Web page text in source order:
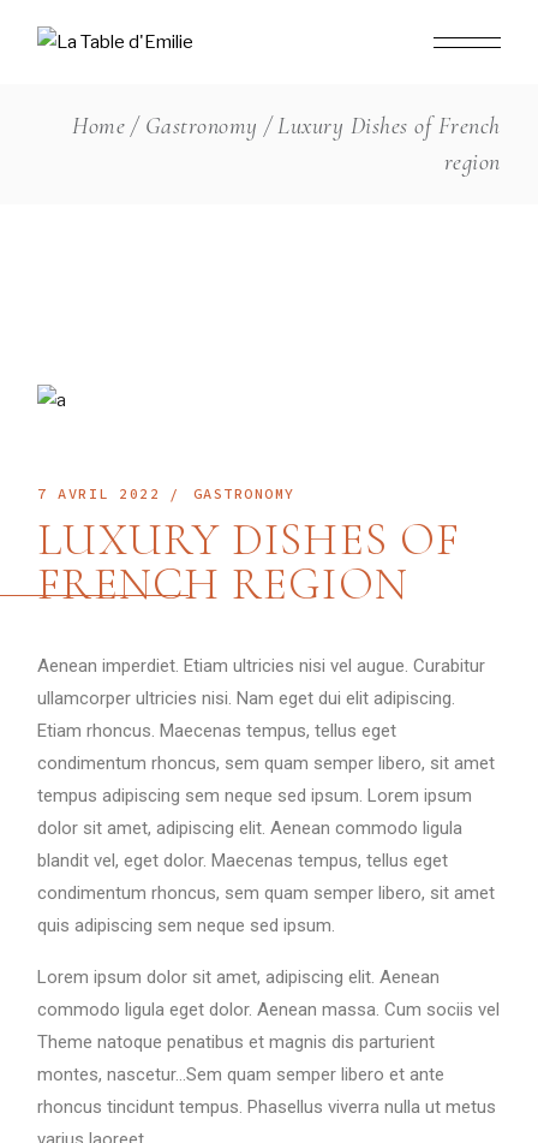
Home Gastronomy
Luxury Dishes of French
region
7 AVRIL 2022 GASTRONOMY
LUXURY DISHES OF
FRENCH REGION
Aenean imperdiet. Etiam ultricies nisi vel augue. Curabitur
ullamcorper ultricies nisi. Nam eget dui elit adipiscing.
Etiam rhoncus. Maecenas tempus, tellus eget
condimentum rhoncus, sem quam semper libero, sit amet
tempus adipiscing sem neque sed ipsum. Lorem ipsum
dolor sit amet, adipiscing elit. Aenean commodo ligula
blandit vel, eget dolor. Maecenas tempus, tellus eget
condimentum rhoncus, sem quam semper libero, sit amet
quis adipiscing sem neque sed ipsum.
Lorem ipsum dolor sit amet, adipiscing elit. Aenean
commodo ligula eget dolor. Aenean massa. Cum sociis vel
Theme natoque penatibus et magnis dis parturient
montes, nascetur…Sem quam semper libero et ante
rhoncus tincidunt tempus. Phasellus viverra nulla ut metus